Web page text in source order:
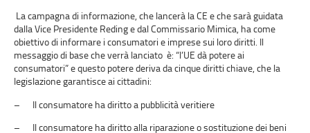
La campagna di informazione, che lancerà la CE e che sarà guidata
dalla Vice Presidente Reding e dal Commissario Mimica, ha come
obiettivo di informare i consumatori e imprese sui loro diritti. Il
messaggio di base che verrà lanciato è: “l’UE dà potere ai
consumatori” e questo potere deriva da cinque diritti chiave, che la
legislazione garantisce ai cittadini:
– Il consumatore ha diritto a pubblicità veritiere
– Il consumatore ha diritto alla riparazione o sostituzione dei beni